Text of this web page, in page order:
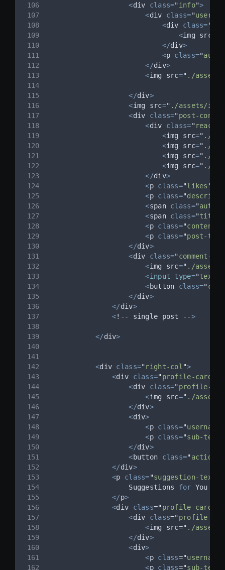
<div class="info">
<div class="user
<div class="
<img src
</div>
<p class="
</div>
<img src=" ./assets/
</div>
<img src=" ./assets/
<div class="post-
<div class="
<img src=" ./
<img src=" ./
<img src=" ./
<img src=" ./
</div>
<p class="likes "
<p class="
<span class="author
<span class="title
<p class="content
<p class="post-time
</div>
<div class="comment-
<img src=" ./assets/
<input type="text
<button class="
</div>
</div>
<! -- single post -->
</div>
<div class="right-col ">
<div class="profile-card
<div class="profile-pic
<img src=" ./
</div>
<div>
<p class="username
<p class="sub-text
</div>
<button class="action-
</div>
<p class="suggestion-text
                    Suggestions
for You
</p>
<div class="profile-card
<div class="profile-pic
<img src=" ./
</div>
<div>
<p class="username
<p class="sub-text